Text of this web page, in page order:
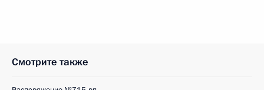
Смотрите также